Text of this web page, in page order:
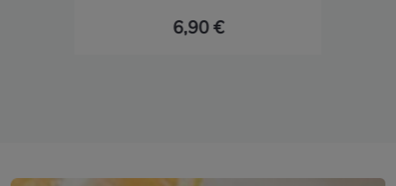
6,90 €